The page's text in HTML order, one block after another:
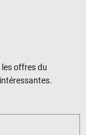
offres du